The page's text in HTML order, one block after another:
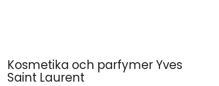
Kosmetika och parfymer Yves
Saint Laurent